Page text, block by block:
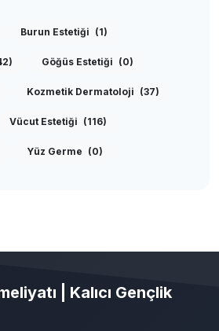
Burun Estetiği (1)
Göğüs Estetiği (0)
Kozmetik Dermatoloji (37)
Vücut Estetiği (116)
Yüz Germe (0)
| Kalıcı Gençlik